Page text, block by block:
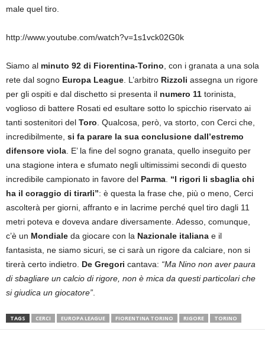
male quel tiro.
http://www.youtube.com/watch?v=1s1vck02G0k
Siamo al minuto 92 di Fiorentina-Torino , con i granata a una sola
rete dal sogno Europa League . L’arbitro Rizzoli assegna un rigore
per gli ospiti e dal dischetto si presenta il numero 11 torinista,
voglioso di battere Rosati ed esultare sotto lo spicchio riservato ai
tanti sostenitori del Toro . Qualcosa, però, va storto, con Cerci che,
incredibilmente, si fa parare la sua conclusione dall’estremo
difensore viola . E’ la fine del sogno granata, quello inseguito per
una stagione intera e sfumato negli ultimissimi secondi di questo
incredibile campionato in favore del Parma “I rigori li sbaglia chi
ha il coraggio di tirarli”: è questa la frase che, più o meno, Cerci
ascolterà per giorni, affranto e in lacrime perché quel tiro dagli 11
metri poteva e doveva andare diversamente. Adesso, comunque,
c’è un Mondiale da giocare con la Nazionale italiana e il
fantasista, ne siamo sicuri, se ci sarà un rigore da calciare, non si
tirerà certo indietro. De Gregori cantava: “Ma Nino non aver paura
di sbagliare un calcio di rigore, non è mica da questi particolari che
si giudica un giocatore”
TAGS CERCI EUROPA LEAGUE FIORENTINA TORINO RIGORE TORINO